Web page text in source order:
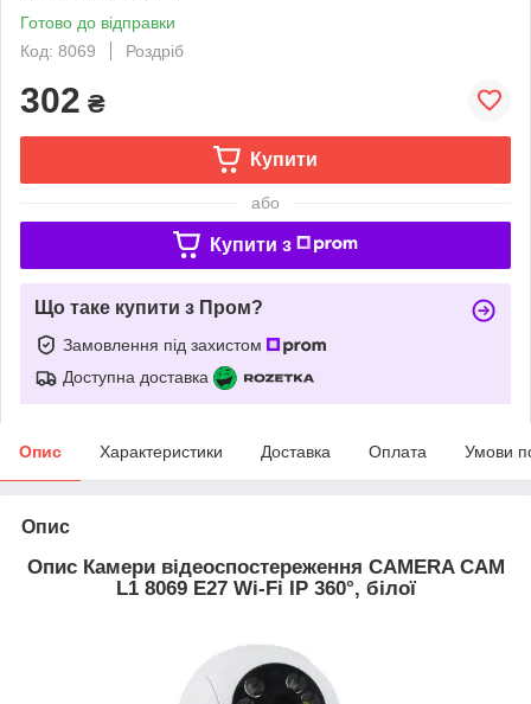
Готово до відправки
Код: 8069
Роздріб
302 ₴
Купити
або
Купити з
Що таке купити з Пром?
Замовлення під захистом
Доступна доставка
Опис Характеристики Доставка Оплата Умови
Опис
Опис Камери відеоспостереження CAMERA CAM
L1 8069 E27 Wi-Fi IP 360°, білої